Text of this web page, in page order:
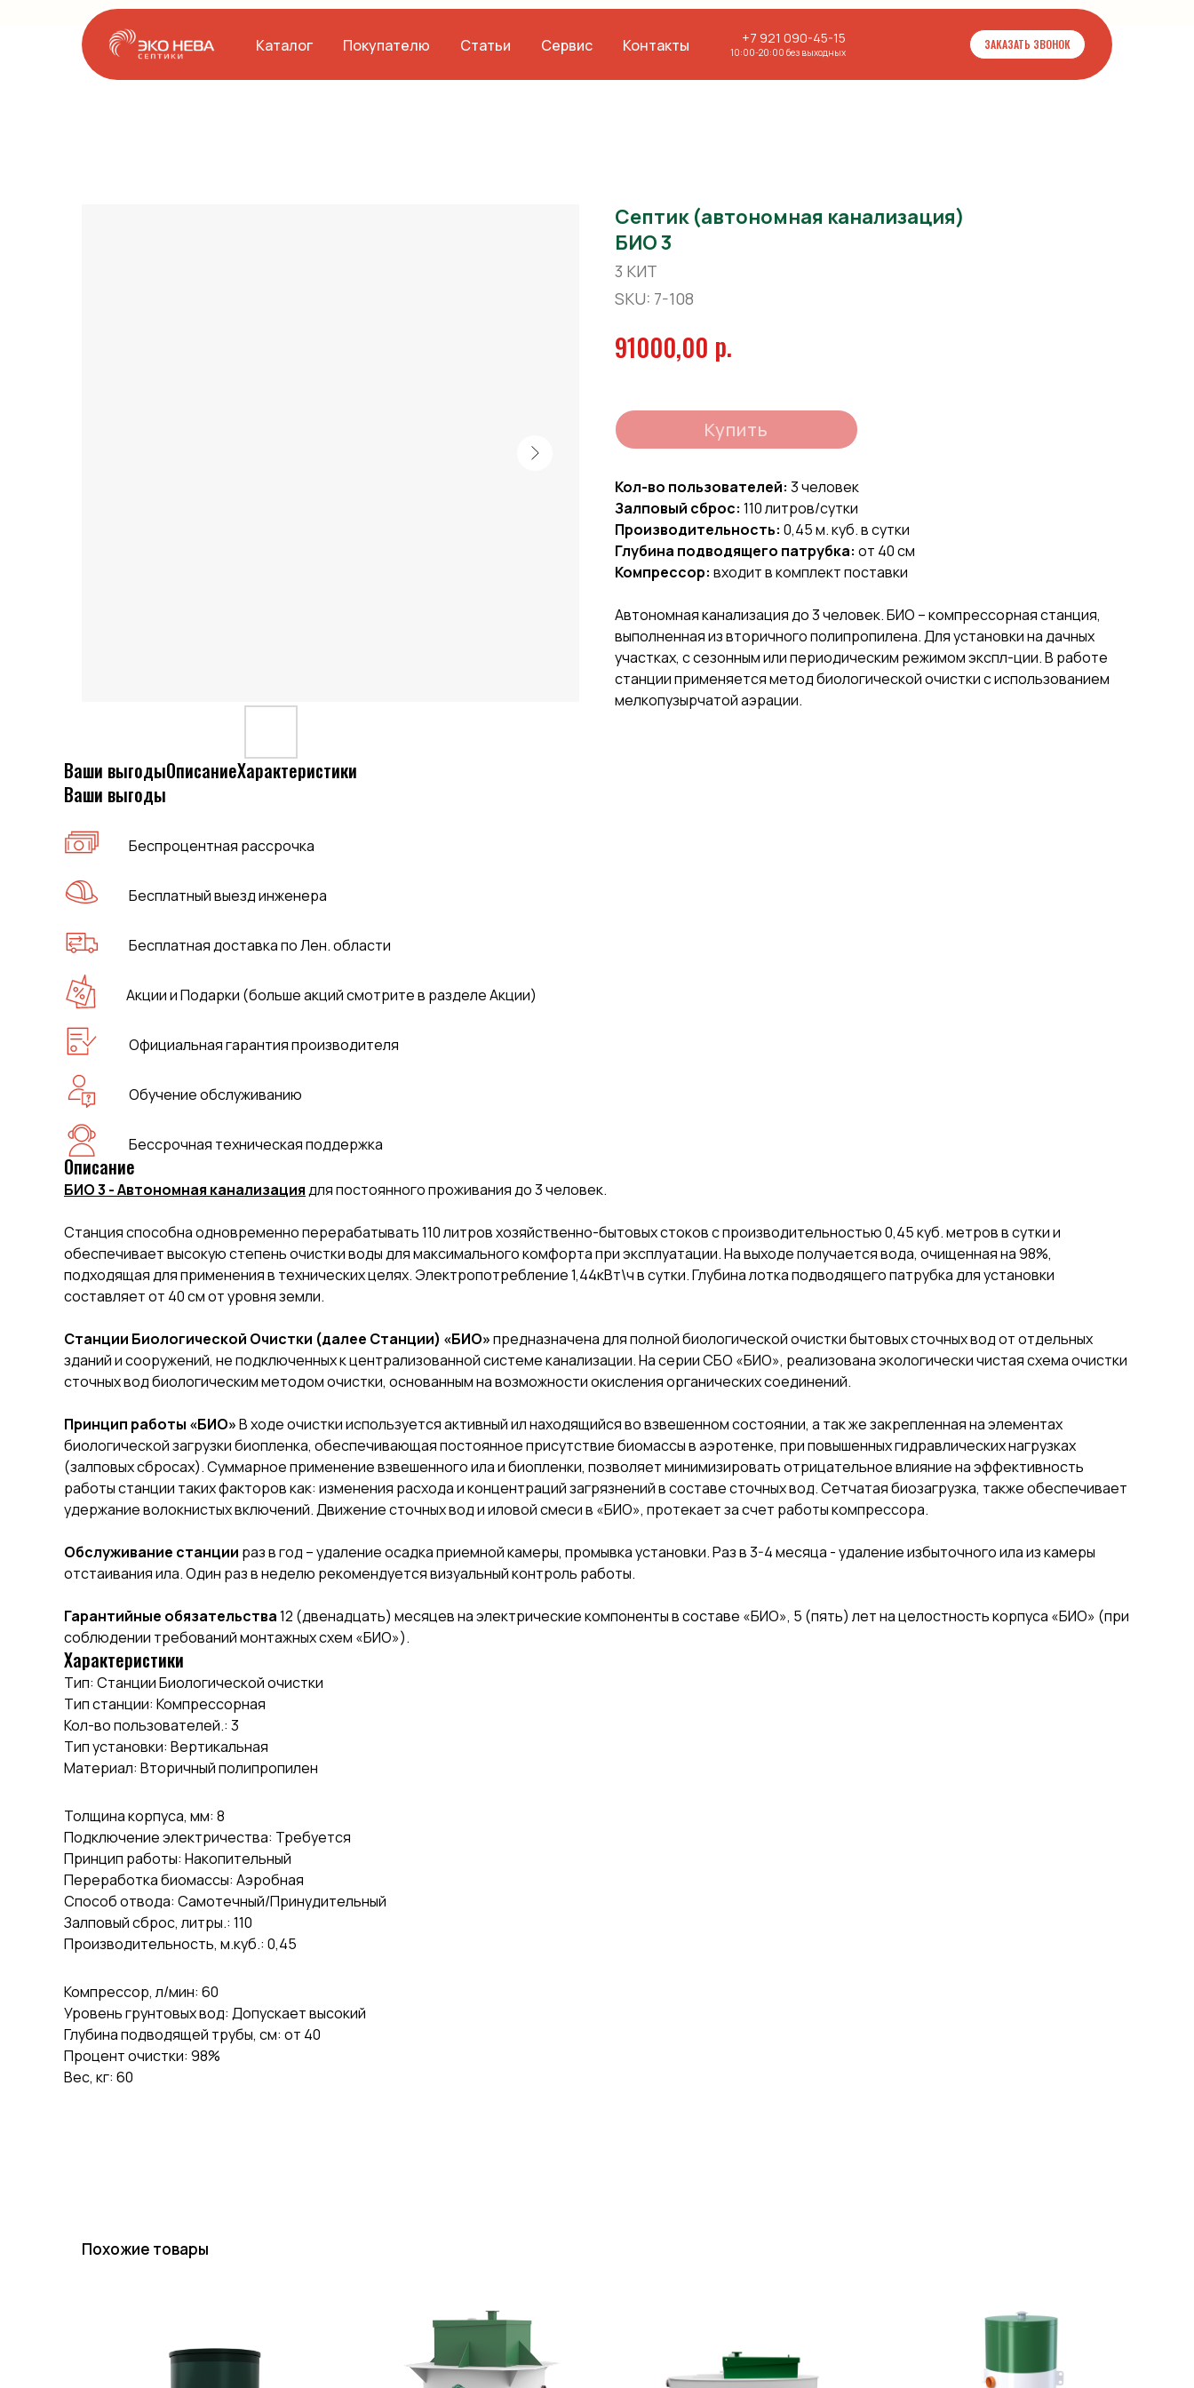
Каталог Покупателю Статьи Сервис Контакты +7 921 090-45-15
10:00-20:00 без выходных
ЗАКАЗАТЬ ЗВОНОК
Септик (автономная канализация)
БИО 3
3 КИТ
SKU: 7-108
91000,00 р.
Купить
Кол-во пользователей: 3 человек
Залповый сброс: 110 литров/сутки
Производительность: 0,45 м. куб. в сутки
Глубина подводящего патрубка: от 40 см
Компрессор: входит в комплект поставки
Автономная канализация до 3 человек. БИО – компрессорная станция,
выполненная из вторичного полипропилена. Для установки на дачных
участках, с сезонным или периодическим режимом экспл-ции. В работе
станции применяется метод биологической очистки с использованием
мелкопузырчатой аэрации.
Ваши выгодыОписаниеХарактеристики
Ваши выгоды
Беспроцентная рассрочка
Бесплатный выезд инженера
Бесплатная доставка по Лен. области
Акции и Подарки (больше акций смотрите в разделе Акции)
Официальная гарантия производителя
Обучение обслуживанию
Бессрочная техническая поддержка
Описание
БИО 3 - Автономная канализациядля постоянного проживания до 3 человек.
Станция способна одновременно перерабатывать 110 литров хозяйственно-бытовых стоков с производительностью 0,45 куб. метров в сутки и
обеспечивает высокую степень очистки воды для максимального комфорта при эксплуатации. На выходе получается вода, очищенная на 98%,
подходящая для применения в технических целях. Электропотребление 1,44кВт\ч в сутки. Глубина лотка подводящего патрубка для установки
составляет от 40 cм от уровня земли.
Станции Биологической Очистки (далее Станции) «БИО»предназначена для полной биологической очистки бытовых сточных вод от отдельных
зданий и сооружений, не подключенных к централизованной системе канализации. На серии СБО «БИО», реализована экологически чистая схема очистки
сточных вод биологическим методом очистки, основанным на возможности окисления органических соединений.
Принцип работы «БИО»В ходе очистки используется активный ил находящийся во взвешенном состоянии, а так же закрепленная на элементах
биологической загрузки биопленка, обеспечивающая постоянное присутствие биомассы в аэротенке, при повышенных гидравлических нагрузках
(залповых сбросах). Суммарное применение взвешенного ила и биопленки, позволяет минимизировать отрицательное влияние на эффективность
работы станции таких факторов как: изменения расхода и концентраций загрязнений в составе сточных вод. Сетчатая биозагрузка, также обеспечивает
удержание волокнистых включений. Движение сточных вод и иловой смеси в «БИО», протекает за счет работы компрессора.
Обслуживание станции раз в год – удаление осадка приемной камеры, промывка установки. Раз в 3-4 месяца - удаление избыточного ила из камеры
отстаивания ила. Один раз в неделю рекомендуется визуальный контроль работы.
Гарантийные обязательства12 (двенадцать) месяцев на электрические компоненты в составе «БИО», 5 (пять) лет на целостность корпуса «БИО» (при
соблюдении требований монтажных схем «БИО»).
Характеристики
Тип: Станции Биологической очистки
Тип станции: Компрессорная
Кол-во пользователей.: 3
Тип установки: Вертикальная
Материал: Вторичный полипропилен
Толщина корпуса, мм: 8
Подключение электричества: Требуется
Принцип работы: Накопительный
Переработка биомассы: Аэробная
Способ отвода: Самотечный/Принудительный
Залповый сброс, литры.: 110
Производительность, м.куб.: 0,45
Компрессор, л/мин: 60
Уровень грунтовых вод: Допускает высокий
Глубина подводящей трубы, см: от 40
Процент очистки: 98%
Вес, кг: 60
Похожие товары